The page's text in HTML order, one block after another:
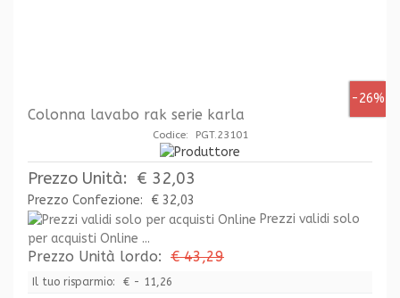
-26%
Colonna lavabo rak serie karla
Codice: PGT.23101
Prezzo Unità: € 32,03
Prezzo Confezione:
€ 32,03
Prezzi validi solo
per acquisti Online ...
Prezzo Unità lordo: € 43,29
Il tuo risparmio: € - 11,26